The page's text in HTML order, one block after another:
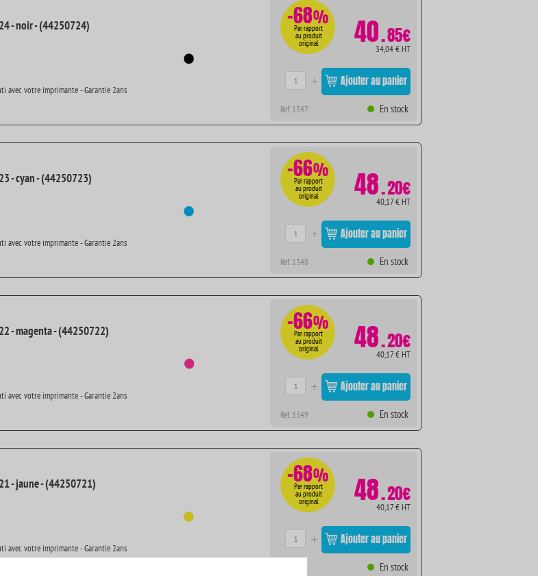
- noir - (44250724)
avec votre imprimante - Garantie 2ans
-68%
Par rapport
au produit
original 40.85€
34,04 € HT
Ajouter au panier
Ref. 1347 En stock
- cyan - (44250723)
avec votre imprimante - Garantie 2ans
-66%
Par rapport
au produit
original 48.20€
40,17 € HT
Ajouter au panier
Ref. 1348 En stock
- magenta - (44250722)
avec votre imprimante - Garantie 2ans
-66%
Par rapport
au produit
original 48.20€
40,17 € HT
Ajouter au panier
Ref. 1349 En stock
- jaune - (44250721)
avec votre imprimante - Garantie 2ans
-68%
Par rapport
au produit
original 48.20€
40,17 € HT
Ajouter au panier
En stock